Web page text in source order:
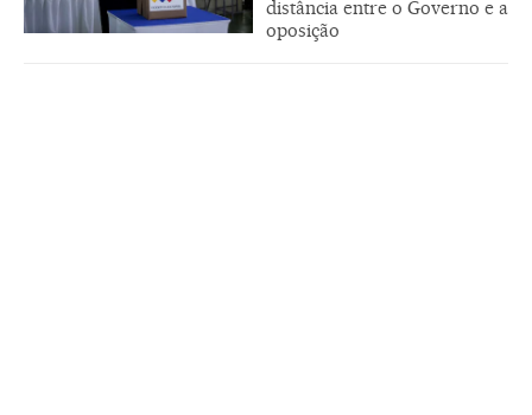
distância entre o Governo e a
oposição